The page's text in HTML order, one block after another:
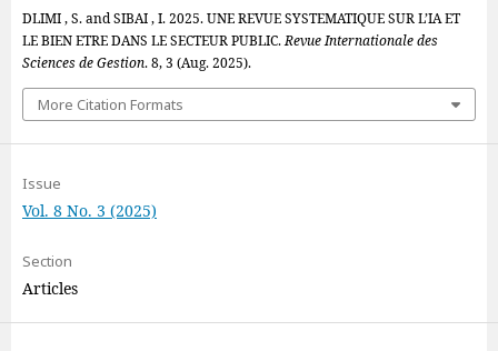
DLIMI , S. and SIBAI , I. 2025. UNE REVUE SYSTEMATIQUE SUR L’IA ET
LE BIEN ETRE DANS LE SECTEUR PUBLIC.Revue Internationale des
Sciences de Gestion. 8, 3 (Aug. 2025).
More Citation Formats
Issue
Vol. 8 No. 3 (2025)
Section
Articles